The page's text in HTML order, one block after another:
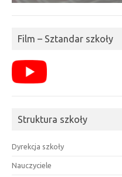
Film – Sztandar szkoły
Struktura szkoły
Dyrekcja szkoły
Nauczyciele